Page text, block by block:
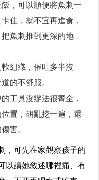
，可以順便將魚刺一
住，就不宜再進食，
魚刺推到更深的地
組織，催吐多半沒
的不舒服。
工具沒辦法很齊全，
置，胡亂挖一遍，還
害。
，可先在家觀察孩子的
以請她敘述哪裡痛、有